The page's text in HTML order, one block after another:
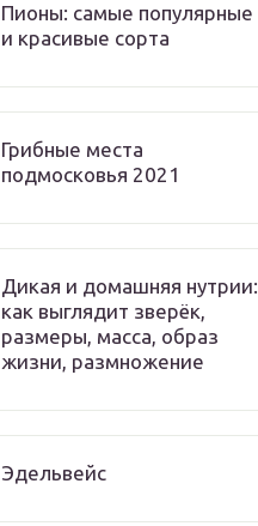
Пионы: самые популярные
и красивые сорта
Грибные места
подмосковья 2021
Дикая и домашняя нутрии:
как выглядит зверёк,
размеры, масса, образ
жизни, размножение
Эдельвейс